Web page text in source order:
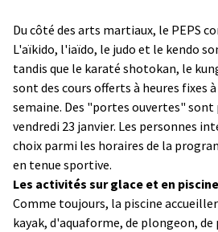
Du côté des arts martiaux, le PEPS
L'aïkido, l'iaïdo, le judo et le kendo
tandis que le karaté shotokan, le
sont des cours offerts à heures fixes
semaine. Des "portes ouvertes" sont
vendredi 23 janvier. Les personnes
choix parmi les horaires de la
en tenue sportive.
Les activités sur glace et en piscine
Comme toujours, la piscine
kayak, d'aquaforme, de plongeon,